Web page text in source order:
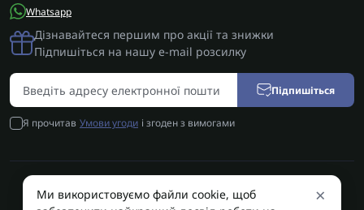
Whatsapp
Дізнавайтеся першим про акції та знижки
Підпишіться на нашу e-mail розсилку
Підпишіться
Я прочитав Умови угоди і згоден з вимогами
AUTOSHIFT | Запчастини АКПП | Ремонт АКПП © 2026 ×
Ми використовуємо файли cookie, щоб